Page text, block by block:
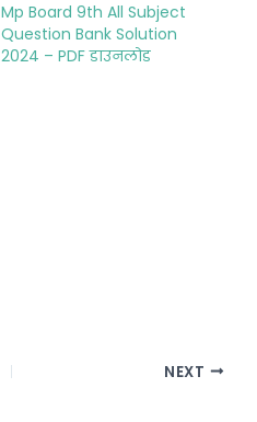
Mp Board 9th All Subject
Question Bank Solution
2024 – PDF डाउनलोड
NEXT